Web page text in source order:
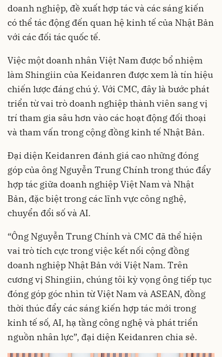
doanh nghiệp, đề xuất hợp tác và các sáng kiến
có thể tác động đến quan hệ kinh tế của Nhật Bản
với các đối tác quốc tế.
Việc một doanh nhân Việt Nam được bổ nhiệm
làm Shingiin của Keidanren được xem là tín hiệu
chiến lược đáng chú ý. Với CMC, đây là bước phát
triển từ vai trò doanh nghiệp thành viên sang vị
trí tham gia sâu hơn vào các hoạt động đối thoại
và tham vấn trong cộng đồng kinh tế Nhật Bản.
Đại diện Keidanren đánh giá cao những đóng
góp của ông Nguyễn Trung Chính trong thúc đẩy
hợp tác giữa doanh nghiệp Việt Nam và Nhật
Bản, đặc biệt trong các lĩnh vực công nghệ,
chuyển đổi số và AI.
“Ông Nguyễn Trung Chính và CMC đã thể hiện
vai trò tích cực trong việc kết nối cộng đồng
doanh nghiệp Nhật Bản với Việt Nam. Trên
cương vị Shingiin, chúng tôi kỳ vọng ông tiếp tục
đóng góp góc nhìn từ Việt Nam và ASEAN, đồng
thời thúc đẩy các sáng kiến hợp tác mới trong
kinh tế số, AI, hạ tầng công nghệ và phát triển
nguồn nhân lực”, đại diện Keidanren chia sẻ.